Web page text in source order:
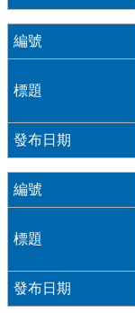
告
站
全
政
策
隱
私
權
護
政